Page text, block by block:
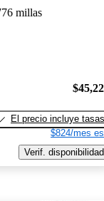
millas
El precio incluye tasas
$824/mes
Verif. disponibilidad